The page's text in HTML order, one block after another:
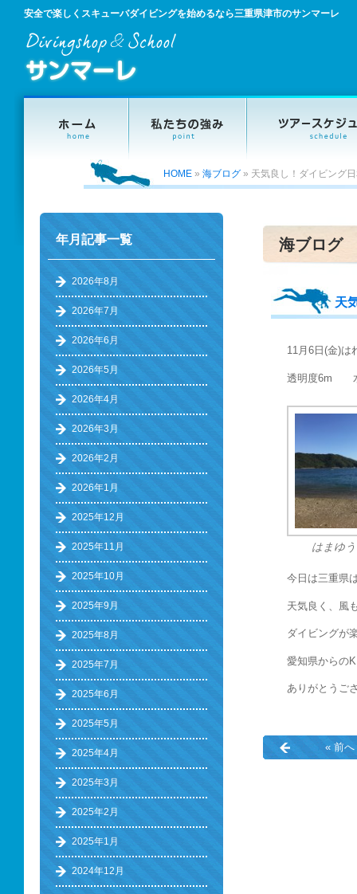
安全で楽しくスキューバダイビングを始めるなら三重県津市のサンマーレ
HOME » 海ブログ » 天気良し！ダイビング
海ブログ
天
11月6日(金)は
透明度6m
はまゆ
今日は三重県
天気良く、風
ダイビングが
愛知県からの
ありがとうご
« 前へ
年月記事一覧
2026年8月
2026年7月
2026年6月
2026年5月
2026年4月
2026年3月
2026年2月
2026年1月
2025年12月
2025年11月
2025年10月
2025年9月
2025年8月
2025年7月
2025年6月
2025年5月
2025年4月
2025年3月
2025年2月
2025年1月
2024年12月